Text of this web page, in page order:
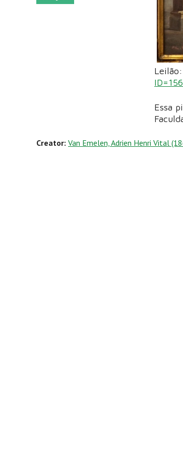
Leilão:
Essa
Creator: Van Emelen, Adrien Henri Vital